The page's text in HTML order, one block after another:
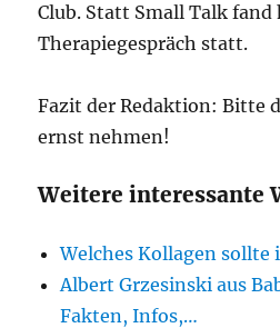
Club. Statt Small Talk fand
Therapiegespräch statt.
Fazit der Redaktion: Bitte
ernst nehmen!
Weitere interessante
Welches Kollagen sollte
Albert Grzesinski aus
Fakten, Infos,…